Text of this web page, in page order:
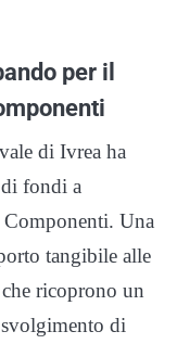
per il
di Ivrea ha
fondi a
Una
tangibile alle
ricoprono un
di